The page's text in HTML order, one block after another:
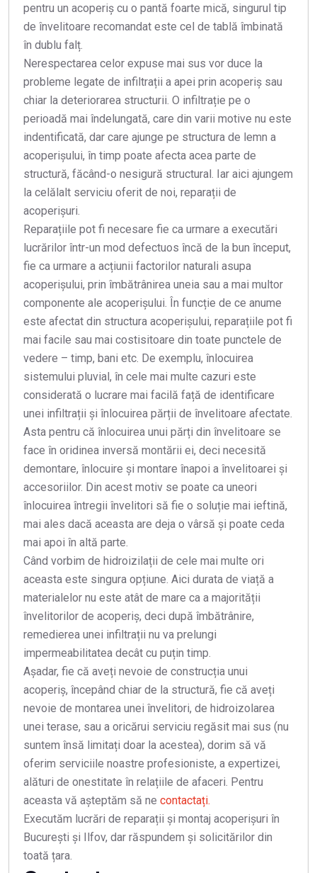
pentru un acoperiș cu o pantă foarte mică, singurul tip
de învelitoare recomandat este cel de tablă îmbinată
în dublu falț.
Nerespectarea celor expuse mai sus vor duce la
probleme legate de infiltrații a apei prin acoperiș sau
chiar la deteriorarea structurii. O infiltrație pe o
perioadă mai îndelungată, care din varii motive nu este
indentificată, dar care ajunge pe structura de lemn a
acoperișului, în timp poate afecta acea parte de
structură, făcând-o nesigură structural. Iar aici ajungem
la celălalt serviciu oferit de noi, reparații de
acoperișuri.
Reparațiile pot fi necesare fie ca urmare a executări
lucrărilor într-un mod defectuos încă de la bun început,
fie ca urmare a acțiunii factorilor naturali asupa
acoperișului, prin îmbătrânirea uneia sau a mai multor
componente ale acoperișului. În funcție de ce anume
este afectat din structura acoperișului, reparațiile pot fi
mai facile sau mai costisitoare din toate punctele de
vedere – timp, bani etc. De exemplu, înlocuirea
sistemului pluvial, în cele mai multe cazuri este
considerată o lucrare mai facilă față de identificare
unei infiltrații și înlocuirea părții de învelitoare afectate.
Asta pentru că înlocuirea unui părți din învelitoare se
face în oridinea inversă montării ei, deci necesită
demontare, înlocuire și montare înapoi a învelitoarei și
accesoriilor. Din acest motiv se poate ca uneori
înlocuirea întregii învelitori să fie o soluție mai ieftină,
mai ales dacă aceasta are deja o vârsă și poate ceda
mai apoi în altă parte.
Când vorbim de hidroizilații de cele mai multe ori
aceasta este singura opțiune. Aici durata de viață a
materialelor nu este atât de mare ca a majorității
învelitorilor de acoperiș, deci după îmbătrânire,
remedierea unei infiltrații nu va prelungi
impermeabilitatea decât cu puțin timp.
Așadar, fie că aveți nevoie de construcția unui
acoperiș, începând chiar de la structură, fie că aveți
nevoie de montarea unei învelitori, de hidroizolarea
unei terase, sau a oricărui serviciu regăsit mai sus (nu
suntem însă limitați doar la acestea), dorim să vă
oferim serviciile noastre profesioniste, a expertizei,
alături de onestitate în relațiile de afaceri. Pentru
aceasta vă așteptăm să ne contactați.
Executăm lucrări de reparații și montaj acoperișuri în
București și Ilfov, dar răspundem și solicitărilor din
toată țara.